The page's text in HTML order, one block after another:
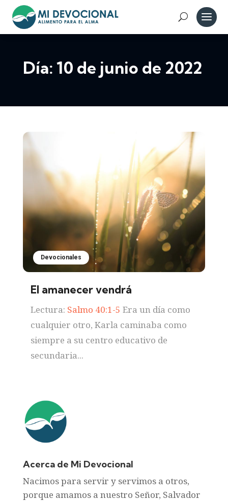
Día: 10 de junio de 2022
Devocionales
El amanecer vendrá
Lectura: Salmo 40:1-5 Era un día como
cualquier otro, Karla caminaba como
siempre a su centro educativo de
secundaria...
Acerca de Mi Devocional
Nacimos para servir y servimos a otros,
porque amamos a nuestro Señor, Salvador